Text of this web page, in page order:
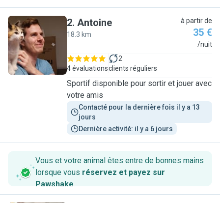
A
2. Antoine
18.3 km
à partir de
35 €
/nuit
4 évaluations
2
clients réguliers
Sportif disponible pour sortir et jouer avec
votre amis
Contacté pour la dernière fois il y a 13
jours
Dernière activité: il y a 6 jours
Vous et votre animal êtes entre de bonnes mains
lorsque vous réservez et payez sur
Pawshake.